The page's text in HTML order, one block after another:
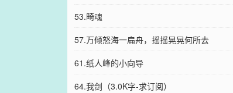
53.畸魂
57.万倾怒海一扁舟，摇摇晃晃何所去
61.纸人峰的小向导
64.我剑（3.0K字-求订阅）